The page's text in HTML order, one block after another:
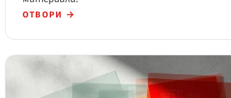
ОТВОРИ →